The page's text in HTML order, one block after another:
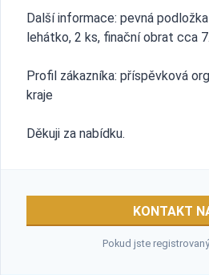
Další informace: pevná
lehátko, 2 ks, finační obrat cca
Profil zákazníka: příspěvková
kraje
Děkuji za nabídku.
KONTAKT
Pokud jste